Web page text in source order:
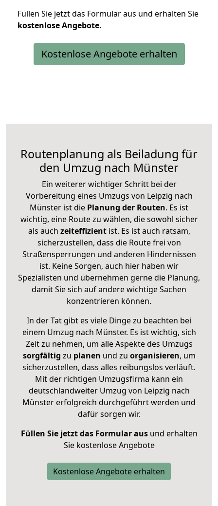
Füllen Sie jetzt das Formular aus und erhalten Sie
kostenloseAngebote.
Kostenlose Angebote erhalten
Routenplanung als Beiladung für
den Umzug nach Münster
Ein weiterer wichtiger Schritt bei der
Vorbereitung eines Umzugs von Leipzig nach
Münster ist die Planung der Routen. Es ist
wichtig, eine Route zu wählen, die sowohl sicher
als auch zeiteffizientist. Es ist auch ratsam,
sicherzustellen, dass die Route frei von
Straßensperrungen und anderen Hindernissen
ist. Keine Sorgen, auch hier haben wir
Spezialisten und übernehmen gerne die Planung,
damit Sie sich auf andere wichtige Sachen
konzentrieren können.
In der Tat gibt es viele Dinge zu beachten bei
einem Umzug nach Münster. Es ist wichtig, sich
Zeit zu nehmen, um alle Aspekte des Umzugs
sorgfältig zu planen und zu organisieren, um
sicherzustellen, dass alles reibungslos verläuft.
Mit der richtigen Umzugsfirma kann ein
deutschlandweiter Umzug von Leipzig nach
Münster erfolgreich durchgeführt werden und
dafür sorgen wir.
Füllen Sie jetzt das Formular ausund erhalten
Sie kostenlose Angebote
Kostenlose Angebote erhalten